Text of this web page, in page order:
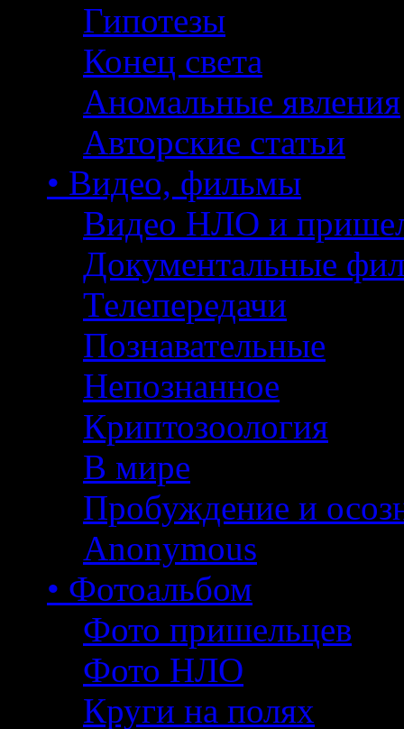
Гипотезы
Конец света
Аномальные явления
Авторские статьи
• Видео, фильмы
Видео НЛО и
Документальные
Телепередачи
Познавательные
Непознанное
Криптозоология
В мире
Пробуждение и
Anonymous
• Фотоальбом
Фото пришельцев
Фото НЛО
Круги на полях